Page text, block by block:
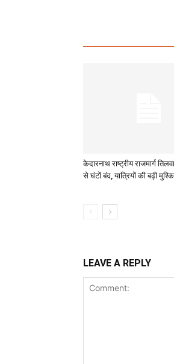
केदारनाथ राष्ट्रीय राजमार्ग
से घंटों बंद, यात्रियों की बढ़ी
LEAVE A REPLY